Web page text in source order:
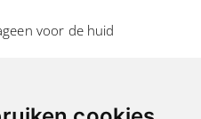
voor de huid